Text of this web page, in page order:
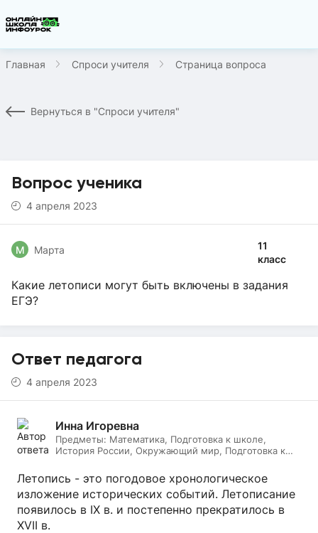
Главная Спроси учителя Страница вопроса
Вернуться в "Спроси учителя"
Вопрос ученика
4 апреля 2023
11
класс
М Марта
Какие летописи могут быть включены в задания
ЕГЭ?
Ответ педагога
4 апреля 2023
Инна Игоревна
Предметы: Математика, Подготовка к школе,
История России, Окружающий мир, Подготовка к
Литературное чтение, Подготовка к ОГЭ, Русский
язык
Летопись - это погодовое хронологическое
изложение исторических событий. Летописание
появилось в IX в. и постепенно прекратилось в
XVII в.